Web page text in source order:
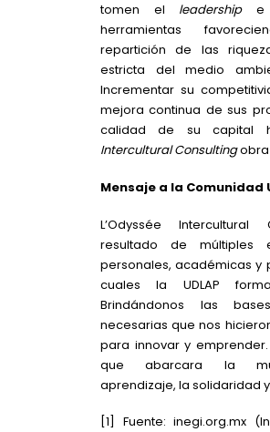
tomen el leadershipe
herramientas
repartición de las
estricta del medio
Incrementar su
mejora continua de sus
calidad de su capital
Intercultural Consultingobra
Mensaje a la Comunidad
L’Odyssée
resultado de múltiples
personales, académicas y
cuales la UDLAP
Brindándonos las
necesarias que nos
para innovar y
que abarcara la
aprendizaje, la solidaridad
[1]
Fuente: inegi.org.mx